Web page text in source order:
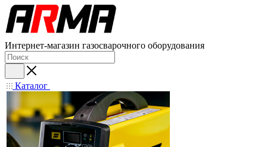
Интернет-магазин газосварочного оборудования
Каталог